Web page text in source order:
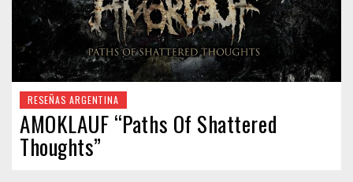
RESEÑAS ARGENTINA
AMOKLAUF “Paths Of Shattered
Thoughts”